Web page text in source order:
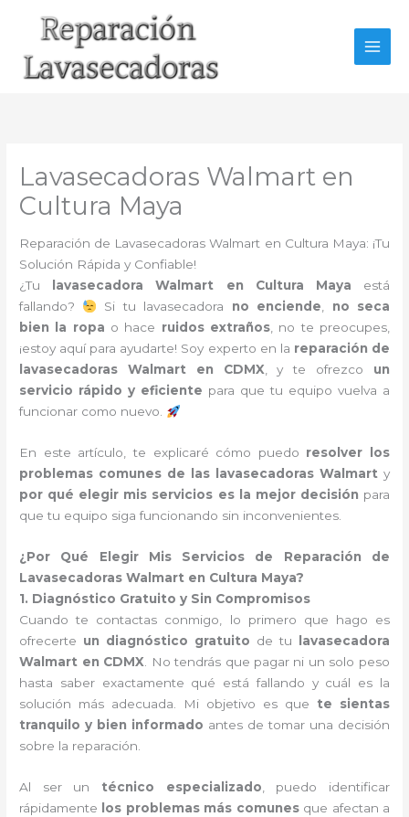
Lavasecadoras Walmart en
Cultura Maya
Reparación de Lavasecadoras Walmart en Cultura Maya: ¡Tu
Solución Rápida y Confiable!
¿Tu
lavasecadora Walmart en Cultura Maya está
fallando?
Si tu lavasecadora no enciende, no seca
bien la ropa o hace ruidos extraños, no te preocupes,
¡estoy aquí para ayudarte! Soy experto en la reparación de
lavasecadoras Walmart en CDMX, y te ofrezco un
servicio rápido y eficiente para que tu equipo vuelva a
funcionar como nuevo.
En este artículo, te explicaré cómo puedo resolver los
problemas comunes de las lavasecadoras Walmart y
por qué elegir mis servicios es la mejor decisión para
que tu equipo siga funcionando sin inconvenientes.
¿Por Qué Elegir Mis Servicios de Reparación de
Lavasecadoras Walmart en Cultura Maya?
1. Diagnóstico Gratuito y Sin Compromisos
Cuando te contactas conmigo, lo primero que hago es
ofrecerte un diagnóstico gratuito de tu
lavasecadora
Walmart en CDMX . No tendrás que pagar ni un solo peso
hasta saber exactamente qué está fallando y cuál es la
solución más adecuada. Mi objetivo es que te sientas
tranquilo y bien informado antes de tomar una decisión
sobre la reparación.
Al ser un técnico especializado , puedo identificar
rápidamente
los problemas más comunesque afectan a